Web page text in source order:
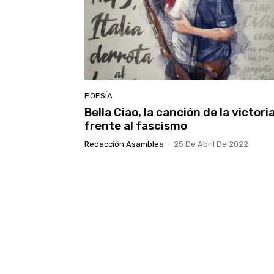
POESÍA
Bella Ciao, la canción de la
frente al fascismo
Redacción Asamblea - 25 De Abril De 2022